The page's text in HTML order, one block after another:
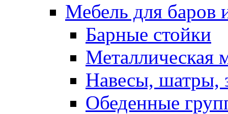
Мебель для баров
Барные стойки
Металлическая
Навесы, шатры,
Обеденные